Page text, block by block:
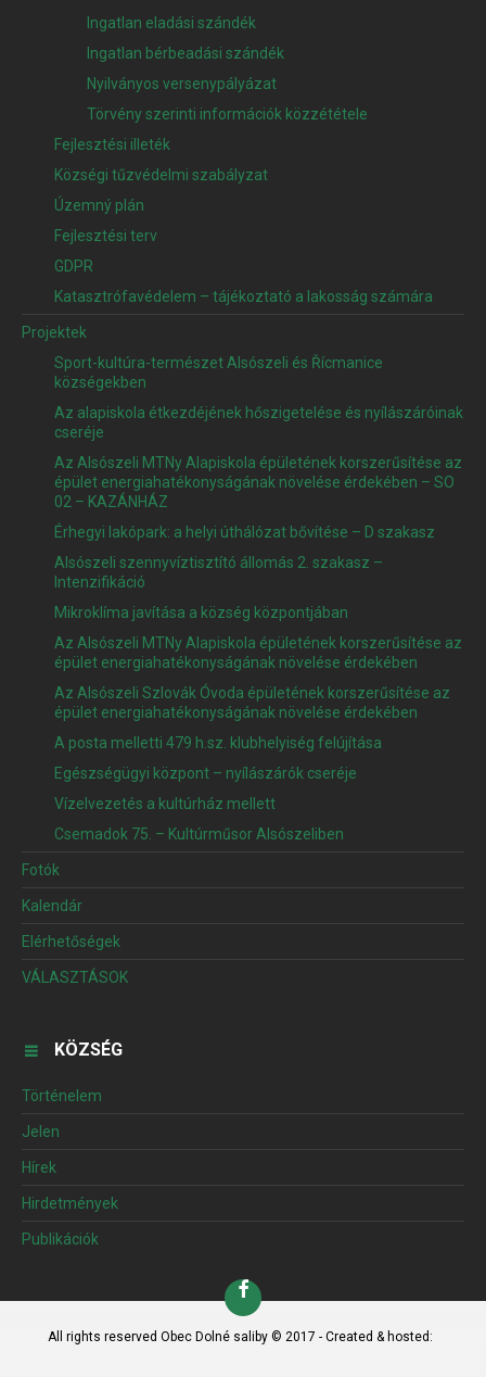
Ingatlan eladási szándék
Ingatlan bérbeadási szándék
Nyilványos versenypályázat
Törvény szerinti információk közzététele
Fejlesztési illeték
Községi tűzvédelmi szabályzat
Územný plán
Fejlesztési terv
GDPR
Katasztrófavédelem – tájékoztató a lakosság számára
Projektek
Sport-kultúra-természet Alsószeli és Řícmanice
községekben
Az alapiskola étkezdéjének hőszigetelése és nyílászáróinak
cseréje
Az Alsószeli MTNy Alapiskola épületének korszerűsítése az
épület energiahatékonyságának növelése érdekében – SO
02 – KAZÁNHÁZ
Érhegyi lakópark: a helyi úthálózat bővítése – D szakasz
Alsószeli szennyvíztisztító állomás 2. szakasz –
Intenzifikáció
Mikroklíma javítása a község központjában
Az Alsószeli MTNy Alapiskola épületének korszerűsítése az
épület energiahatékonyságának növelése érdekében
Az Alsószeli Szlovák Óvoda épületének korszerűsítése az
épület energiahatékonyságának növelése érdekében
A posta melletti 479 h.sz. klubhelyiség felújítása
Egészségügyi központ – nyílászárók cseréje
Vízelvezetés a kultúrház mellett
Csemadok 75. – Kultúrműsor Alsószeliben
Fotók
Kalendár
Elérhetőségek
VÁLASZTÁSOK
KÖZSÉG
Történelem
Jelen
Hírek
Hirdetmények
Publikációk
All rights reserved Obec Dolné saliby © 2017 - Created & hosted: